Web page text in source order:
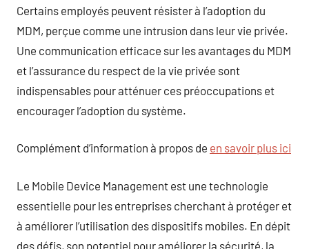
Certains employés peuvent résister à l’adoption du
MDM, perçue comme une intrusion dans leur vie privée.
Une communication efficace sur les avantages du MDM
et l’assurance du respect de la vie privée sont
indispensables pour atténuer ces préoccupations et
encourager l’adoption du système.
Complément d’information à propos de en savoir plus ici
Le Mobile Device Management est une technologie
essentielle pour les entreprises cherchant à protéger et
à améliorer l’utilisation des dispositifs mobiles. En dépit
des défis, son potentiel pour améliorer la sécurité, la